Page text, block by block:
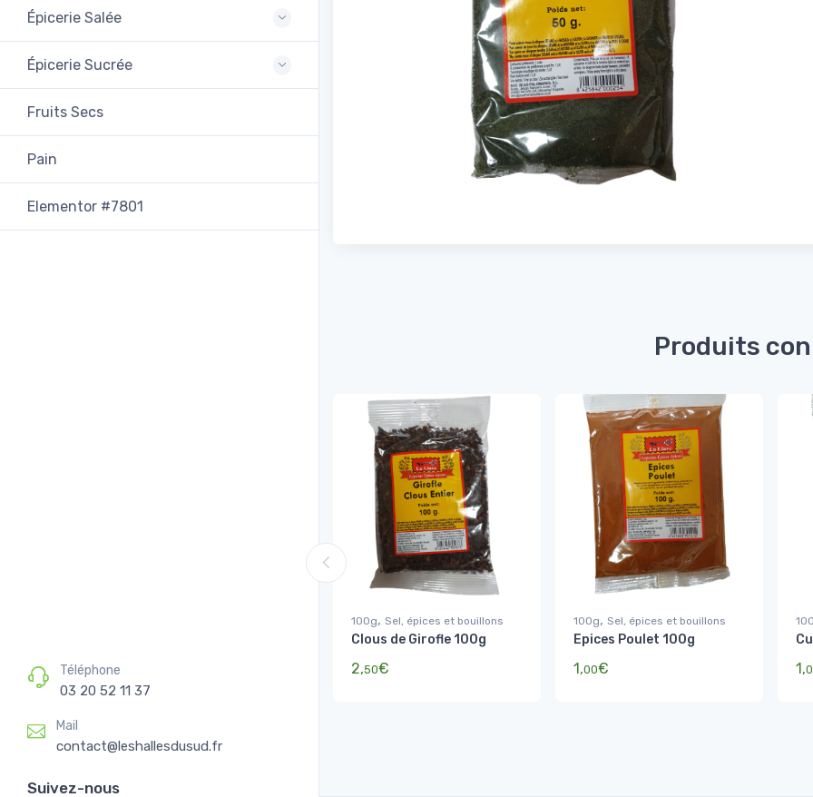
Épicerie Salée
Épicerie Sucrée
Fruits Secs
Pain
Elementor #7801
Téléphone
03 20 52 11 37
Mail
contact@leshallesdusud.fr
Suivez-nous
Produits
100g, Sel, épices et bouillons
Clous de Girofle 100g
2,50€
100g, Sel, épices et bouillons
Epices Poulet 100g
1,00€ 1,